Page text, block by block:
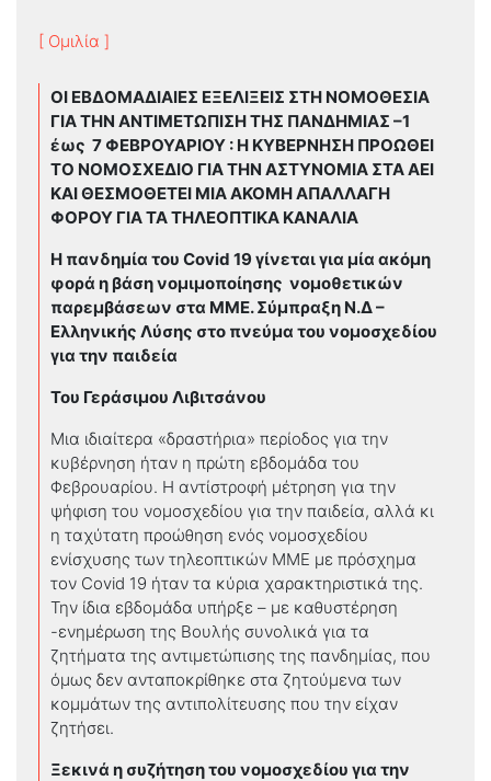
[ Ομιλία ]
ΟΙ ΕΒΔΟΜΑΔΙΑΙΕΣ ΕΞΕΛΙΞΕΙΣ ΣΤΗ ΝΟΜΟΘΕΣΙΑ
ΓΙΑ ΤΗΝ ΑΝΤΙΜΕΤΩΠΙΣΗ ΤΗΣ ΠΑΝΔΗΜΙΑΣ –1
έως 7 ΦΕΒΡΟΥΑΡΙΟΥ : Η ΚΥΒΕΡΝΗΣΗ ΠΡΟΩΘΕΙ
ΤΟ ΝΟΜΟΣΧΕΔΙΟ ΓΙΑ ΤΗΝ ΑΣΤΥΝΟΜΙΑ ΣΤΑ ΑΕΙ
ΚΑΙ ΘΕΣΜΟΘΕΤΕΙ ΜΙΑ ΑΚΟΜΗ ΑΠΑΛΛΑΓΗ
ΦΟΡΟΥ ΓΙΑ ΤΑ ΤΗΛΕΟΠΤΙΚΑ ΚΑΝΑΛΙΑ
Η πανδημία του Covid 19 γίνεται για μία ακόμη
φορά η βάση νομιμοποίησης νομοθετικών
παρεμβάσεων στα ΜΜΕ. Σύμπραξη Ν.Δ –
Ελληνικής Λύσης στο πνεύμα του νομοσχεδίου
για την παιδεία
Του Γεράσιμου Λιβιτσάνου
Μια ιδιαίτερα «δραστήρια» περίοδος για την
κυβέρνηση ήταν η πρώτη εβδομάδα του
Φεβρουαρίου. Η αντίστροφή μέτρηση για την
ψήφιση του νομοσχεδίου για την παιδεία, αλλά κι
η ταχύτατη προώθηση ενός νομοσχεδίου
ενίσχυσης των τηλεοπτικών ΜΜΕ με πρόσχημα
τον Covid 19 ήταν τα κύρια χαρακτηριστικά της.
Την ίδια εβδομάδα υπήρξε – με καθυστέρηση
-ενημέρωση της Βουλής συνολικά για τα
ζητήματα της αντιμετώπισης της πανδημίας, που
όμως δεν ανταποκρίθηκε στα ζητούμενα των
κομμάτων της αντιπολίτευσης που την είχαν
ζητήσει.
Ξεκινά η συζήτηση του νομοσχεδίου για την